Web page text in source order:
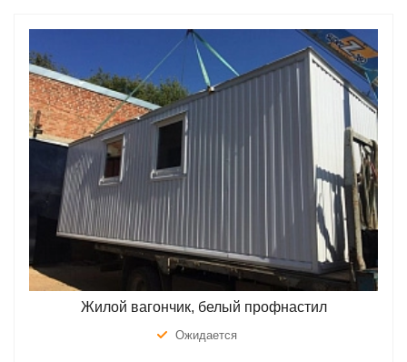
Жилой вагончик, белый профнастил
Ожидается